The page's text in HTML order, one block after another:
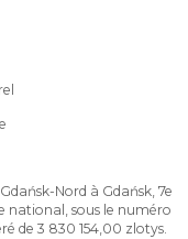
Nord à Gdańsk, 7e
national, sous le numéro
de 3 830 154,00 zlotys.